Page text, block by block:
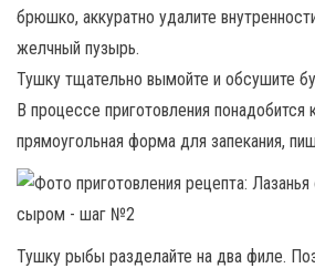
брюшко, аккуратно удалите
желчный пузырь.
Тушку тщательно вымойте и обсушите
В процессе приготовления понадобится
прямоугольная форма для запекания,
Тушку рыбы разделайте на два филе.